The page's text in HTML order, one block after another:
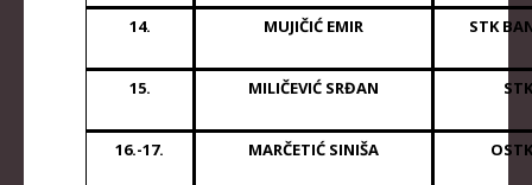
14. MUJIČIĆ EMIR STK
15. MILIČEVIĆ SRĐAN
16.-17. MARČETIĆ SINIŠA